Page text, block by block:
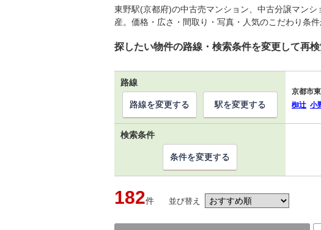
東野駅(京都府)の中古売マンション、中古分譲マン
産。価格・広さ・間取り・写真・人気のこだわり条
探したい物件の路線・検索条件を変更して再
路線
京都市
椥辻 小
路線を変更する 駅を変更する
検索条件
条件を変更する
182件 並び替え